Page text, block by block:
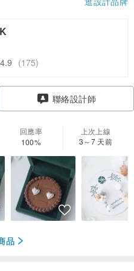
4.9 (175)
聯絡設計師
回應率
100%
上次上線
3～7 天前
品